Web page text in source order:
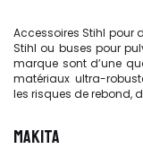
Accessoires Stihl pour
Stihl ou buses pour
marque sont d’une
matériaux ultra-
les risques de rebond,
MAKITA